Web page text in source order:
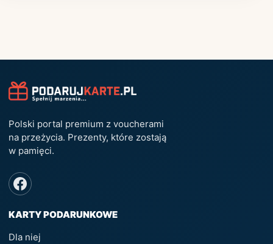
Polski portal premium z voucherami
na przeżycia. Prezenty, które zostają
w pamięci.
KARTY PODARUNKOWE
Dla niej